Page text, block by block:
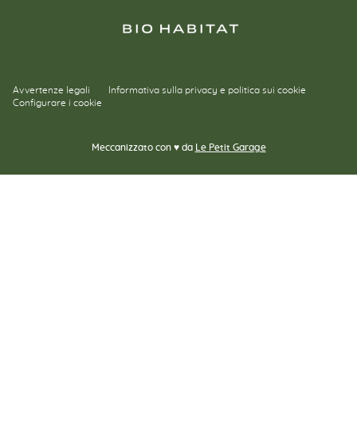
Avvertenze legali
Informativa sulla privacy e politica sui cookie
Configurare i cookie
Meccanizzato con ♥ da Le Petit Garage